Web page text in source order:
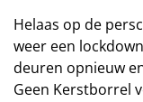
Helaas op de
weer een
deuren opnieuw
Geen Kerstborrel